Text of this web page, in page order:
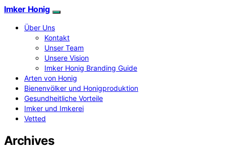
Imker Honig
Über Uns
Kontakt
Unser Team
Unsere Vision
Imker Honig Branding Guide
Arten von Honig
Bienenvölker und Honigproduktion
Gesundheitliche Vorteile
Imker und Imkerei
Vetted
Archives